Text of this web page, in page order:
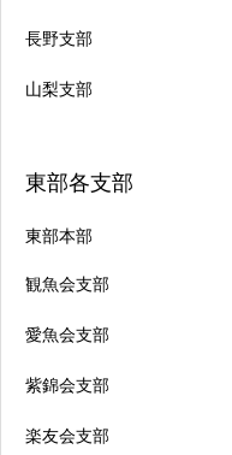
長野支部
山梨支部
東部各支部
東部本部
観魚会支部
愛魚会支部
紫錦会支部
楽友会支部